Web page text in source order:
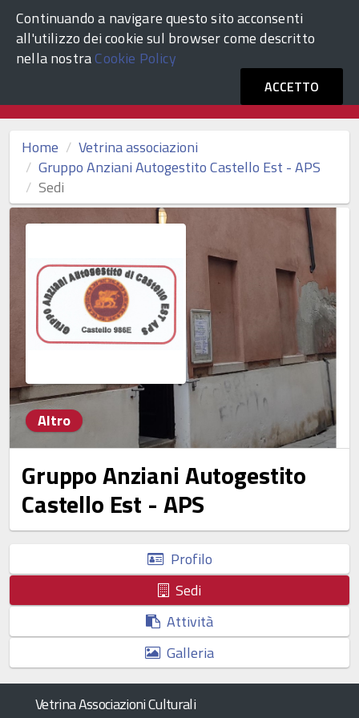
Continuando a navigare questo sito acconsenti
all'utilizzo dei cookie sul browser come descritto
nella nostraCookie Policy
ACCETTO
Comune di Venezia ACCEDI
Vetrina Associazioni Culturali
Home
Vetrina associazioni
Gruppo Anziani Autogestito Castello Est - APS
Sedi
Altro
Gruppo Anziani Autogestito
Castello Est - APS
Profilo
Sedi
Attività
Galleria
Vetrina Associazioni Culturali